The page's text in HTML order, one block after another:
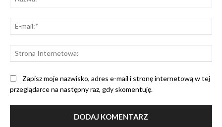
Zapisz moje nazwisko, adres e-mail i stronę internetową w tej
przeglądarce na następny raz, gdy skomentuję.